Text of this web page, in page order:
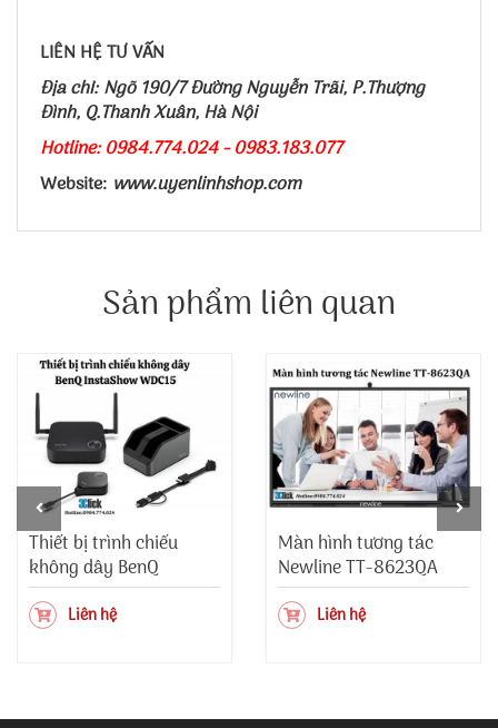
LIÊN HỆ TƯ VẤN
Địa chỉ: Ngõ 190/7 Đường Nguyễn Trãi, P.Thượng
Đình, Q.Thanh Xuân, Hà Nội
Hotline: 0984.774.024 - 0983.183.077
Website: www.uyenlinhshop.com
Sản phẩm liên quan
Thiết bị trình chiếu
không dây BenQ
InstaShow WDC15
Liên hệ
Màn hình tương tác
Newline TT-8623QA
Liên hệ